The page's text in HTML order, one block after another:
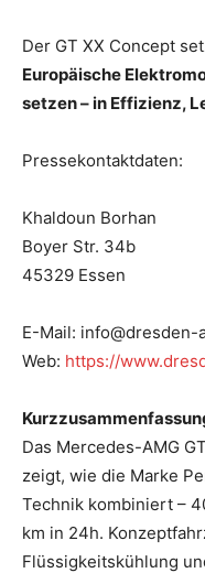
Der GT XX Concept
Europäische
setzen – in Effizienz,
Pressekontaktdaten:
Khaldoun Borhan
Boyer Str. 34b
45329 Essen
E-Mail: info@dresden-
Web: https://
Das Mercedes-AMG
zeigt, wie die Marke
Technik kombiniert –
km in 24h.
Flüssigkeitskühlung